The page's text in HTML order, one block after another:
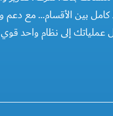
كامل بين الأقسام… مع دعم
عملياتك إلى نظام واحد